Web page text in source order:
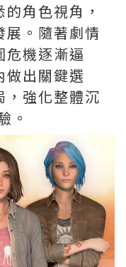
角色視角，
展。隨著劇情
危機逐漸逼
做出關鍵選
，強化整體沉
。